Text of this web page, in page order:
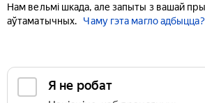
Нам вельмі шкада, але запыты з вашай
аўтаматычных.
Чаму гэта магло адбыцца?
Я не робат